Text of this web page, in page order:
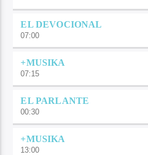
EL DEVOCIONAL
07:00
+MUSIKA
07:15
EL PARLANTE
00:30
+MUSIKA
13:00